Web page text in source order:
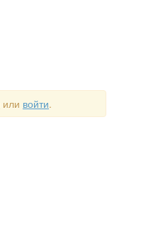
или войти.